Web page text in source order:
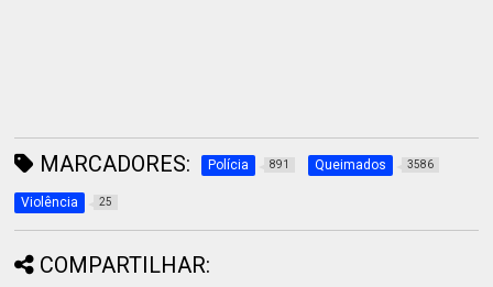
MARCADORES: Polícia 891 Queimados 3586
Violência 25
COMPARTILHAR: